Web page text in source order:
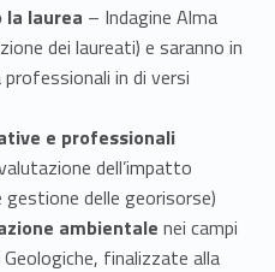
la laurea – Indagine Alma
dei laureati) e saranno in
in di versi
e professionali
dell’impatto
delle georisorse)
ambientale nei campi
finalizzate alla